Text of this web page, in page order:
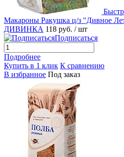
Макароны Ракушка ц/з "Дивное
ДИВИНКА 118 руб. / шт
Подписаться
Подробнее
Купить в 1 клик К сравнению
В избранное Под заказ